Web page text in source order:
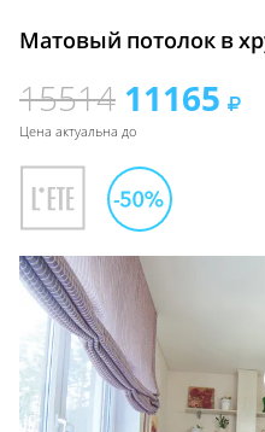
Матовый потолок в
15514 11165
Цена актуальна до